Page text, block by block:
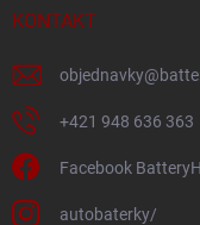
KONTAKT
objednavky@
+421 948 636 363
Facebook
autobaterky/